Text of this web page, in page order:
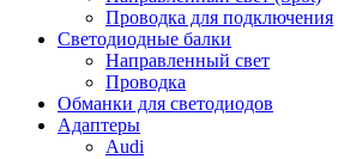
Проводка для подключения
Светодиодные балки
Направленный свет
Проводка
Обманки для светодиодов
Адаптеры
Audi